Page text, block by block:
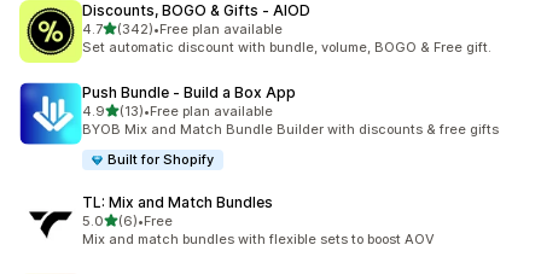
Discounts, BOGO & Gifts ‑ AIOD
4.7별 5개 중
(342)
총 리뷰 342개
•Free plan available
Set automatic discount with bundle, volume, BOGO & Free gift.
Push Bundle ‑ Build a Box App
4.9별 5개 중
(13)
총 리뷰 13개
•Free plan available
BYOB Mix and Match Bundle Builder with discounts & free gifts
Built for Shopify
TL: Mix and Match Bundles
5.0별 5개 중
(6)
총 리뷰 6개
•Free
Mix and match bundles with flexible sets to boost AOV